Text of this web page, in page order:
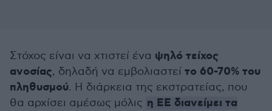
Στόχος είναι να χτιστεί ένα ψηλό τείχος
ανοσίας, δηλαδή να εμβολιαστεί το 60-70% του
πληθυσμού. Η διάρκεια της εκστρατείας, που
θα αρχίσει αμέσως μόλις η ΕΕ διανείμει τα